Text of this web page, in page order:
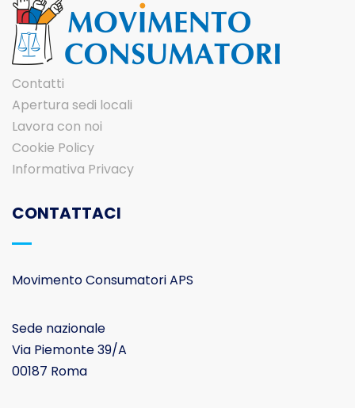
Contatti
Apertura sedi locali
Lavora con noi
Cookie Policy
Informativa Privacy
CONTATTACI
Movimento Consumatori APS
Sede nazionale
Via Piemonte 39/A
00187 Roma